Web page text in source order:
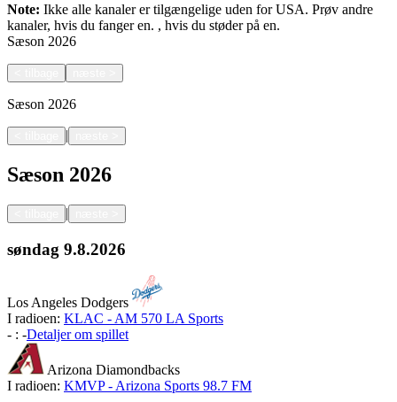
Note: Ikke alle kanaler er tilgængelige uden for USA. Prøv andre
kanaler, hvis du fanger en. , hvis du støder på en.
Sæson 2026
Sæson 2026
|
Sæson 2026
|
søndag 9.8.2026
Los Angeles Dodgers
I radioen: KLAC - AM 570 LA Sports
- : -Detaljer om spillet
Arizona Diamondbacks
I radioen: KMVP - Arizona Sports 98.7 FM